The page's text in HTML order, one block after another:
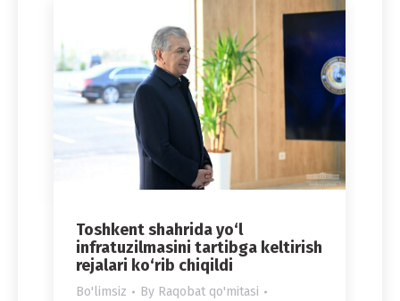
Toshkent shahrida yo‘l
infratuzilmasini tartibga keltirish
rejalari ko‘rib chiqildi
Bo'limsiz By Raqobat qo'mitasi